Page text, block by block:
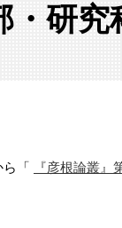
・研究
ら「 『彦根論叢』